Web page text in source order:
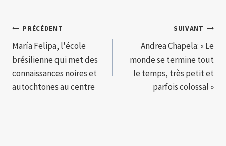
Navigation
de
l’article
PRÉCÉDENT
María Felipa, l'école
brésilienne qui met des
connaissances noires et
autochtones au centre
SUIVANT
Andrea Chapela: « Le
monde se termine tout
le temps, très petit et
parfois colossal »